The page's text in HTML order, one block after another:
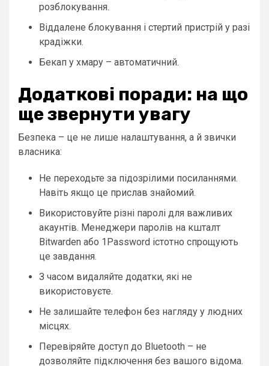
розблокування.
Віддалене блокування і стертий пристрій у разі
крадіжки.
Бекап у хмару – автоматичний.
Додаткові поради: на що
ще звернути увагу
Безпека – це не лише налаштування, а й звички
власника:
Не переходьте за підозрілими посиланнями.
Навіть якщо це прислав знайомий.
Використовуйте різні паролі для важливих
акаунтів. Менеджери паролів на кшталт
Bitwarden або 1Password істотно спрощують
це завдання.
З часом видаляйте додатки, які не
використовуєте.
Не залишайте телефон без нагляду у людних
місцях.
Перевіряйте доступ до Bluetooth – не
дозволяйте підключення без вашого відома.